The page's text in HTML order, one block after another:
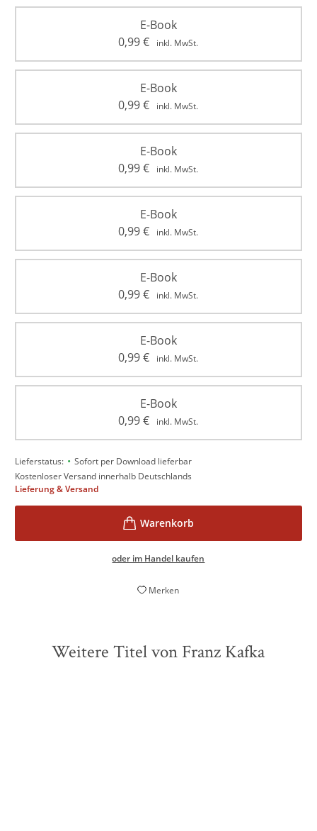
E-Book
0,99€ inkl. MwSt.
E-Book
0,99€ inkl. MwSt.
E-Book
0,99€ inkl. MwSt.
E-Book
0,99€ inkl. MwSt.
E-Book
0,99€ inkl. MwSt.
E-Book
0,99€ inkl. MwSt.
E-Book
0,99€ inkl. MwSt.
Lieferstatus: • Sofort per Download lieferbar
Kostenloser Versand innerhalb Deutschlands
Lieferung & Versand
oder im Handel kaufen
Merken
Weitere Titel von Franz Kafka